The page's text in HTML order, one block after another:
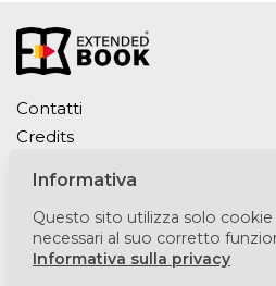
Contatti
Credits
Cookie Policy
Puntomedia srl
Via Lesmi 6 - 20123 Milano
Informativa
Questo sito utilizza solo cookie
necessari al suo corretto
Informativa sulla privacy